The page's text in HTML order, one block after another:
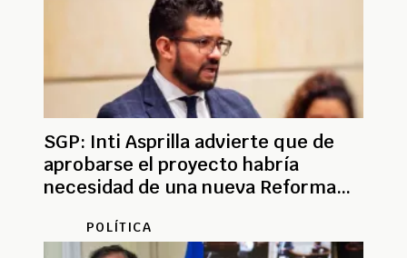
SGP: Inti Asprilla advierte que de
aprobarse el proyecto habría
necesidad de una nueva Reforma
POLÍTICA